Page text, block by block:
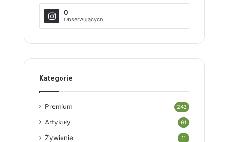
0
Obserwujących
Kategorie
Premium 242
Artykuły 61
Żywienie 11